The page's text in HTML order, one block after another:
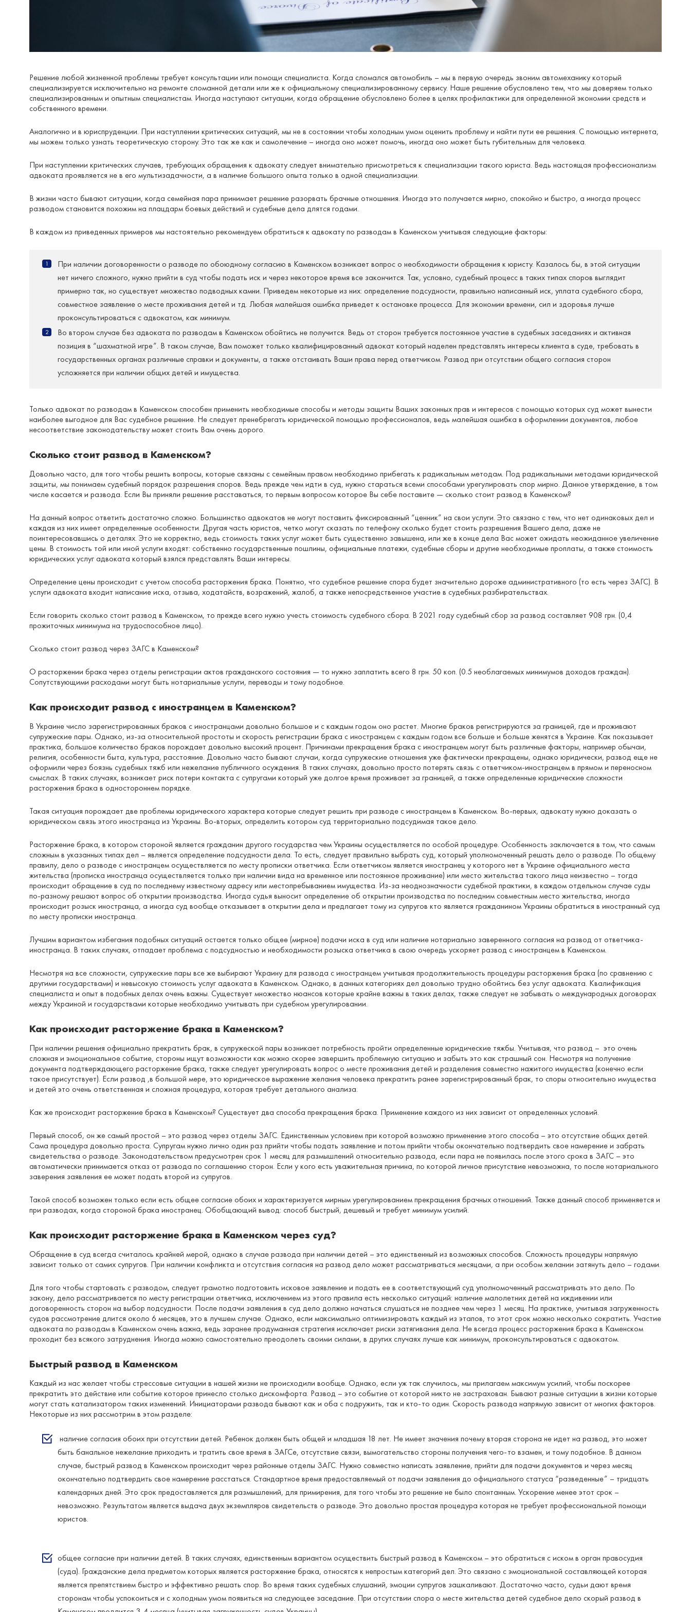
Решение любой жизненной проблемы требует консультации или помощи специалиста. Когда сломался автомобиль – мы в первую очередь звоним автомеханику который
специализируется исключительно на ремонте сломанной детали или же к официальному специализированному сервису. Наше решение обусловлено тем, что мы доверяем только
специализированным и опытным специалистам. Иногда наступают ситуации, когда обращение обусловлено более в целях профилактики для определенной экономии средств и
собственного времени.
Аналогично и в юриспруденции. При наступлении критических ситуаций, мы не в состоянии чтобы холодным умом оценить проблему и найти пути ее решения. С помощью интернета,
мы можем только узнать теоретическую сторону. Это так же как и самолечение – иногда оно может помочь, иногда оно может быть губительным для человека.
При наступлении критических случаев, требующих обращения к адвокату следует внимательно присмотреться к специализации такого юриста. Ведь настоящая профессионализм
адвоката проявляется не в его мультизадачности, а в наличие большого опыта только в одной специализации.
В жизни часто бывают ситуации, когда семейная пара принимает решение разорвать брачные отношения. Иногда это получается мирно, спокойно и быстро, а иногда процесс
разводом становится похожим на плацдарм боевых действий и судебные дела длятся годами.
В каждом из приведенных примеров мы настоятельно рекомендуем обратиться к адвокату по разводам в Каменском учитывая следующие факторы:
При наличии договоренности о разводе по обоюдному согласию в Каменском возникает вопрос о необходимости обращения к юристу. Казалось бы, в этой ситуации
нет ничего сложного, нужно прийти в суд чтобы подать иск и через некоторое время все закончится. Так, условно, судебный процесс в таких типах споров выглядит
примерно так, но существует множество подводных камни. Приведем некоторые из них: определение подсудности, правильно написанный иск, уплата судебного сбора,
совместное заявление о месте проживания детей и тд. Любая малейшая ошибка приведет к остановке процесса. Для экономии времени, сил и здоровья лучше
проконсультироваться с адвокатом, как минимум.
Во втором случае без адвоката по разводам в Каменском обойтись не получится. Ведь от сторон требуется постоянное участие в судебных заседаниях и активная
позиция в “шахматной игре”. В таком случае, Вам поможет только квалифицированный адвокат который наделен представлять интересы клиента в суде, требовать в
государственных органах различные справки и документы, а также отстаивать Ваши права перед ответчиком. Развод при отсутствии общего согласия сторон
усложняется при наличии общих детей и имущества.
Только адвокат по разводам в Каменском способен применить необходимые способы и методы защиты Ваших законных прав и интересов с помощью которых суд может вынести
наиболее выгодное для Вас судебное решение. Не следует пренебрегать юридической помощью профессионалов, ведь малейшая ошибка в оформлении документов, любое
несоответствие законодательству может стоить Вам очень дорого.
Сколько стоит развод в Каменском?
Довольно часто, для того чтобы решить вопросы, которые связаны с семейным правом необходимо прибегать к радикальным методам. Под радикальными методами юридической
защиты, мы понимаем судебный порядок разрешения споров. Ведь прежде чем идти в суд, нужно стараться всеми способами урегулировать спор мирно. Данное утверждение, в том
числе касается и развода. Если Вы приняли решение расставаться, то первым вопросом которое Вы себе поставите — сколько стоит развод в Каменском?
На данный вопрос ответить достаточно сложно. Большинство адвокатов не могут поставить фиксированный “ценник” на свои услуги. Это связано с тем, что нет одинаковых дел и
каждая из них имеет определенные особенности. Другая часть юристов, четко могут сказать по телефону сколько будет стоить разрешения Вашего дела, даже не
поинтересовавшись о деталях. Это не корректно, ведь стоимость таких услуг может быть существенно завышена, или же в конце дела Вас может ожидать неожиданное увеличение
цены. В стоимость той или иной услуги входят: собственно государственные пошлины, официальные платежи, судебные сборы и другие необходимые проплаты, а также стоимость
юридических услуг адвоката который взялся представлять Ваши интересы.
Определение цены происходит с учетом способа расторжения брака. Понятно, что судебное решение спора будет значительно дороже административного (то есть через ЗАГС). В
услуги адвоката входит написание иска, отзыва, ходатайств, возражений, жалоб, а также непосредственное участие в судебных разбирательствах.
Если говорить сколько стоит развод в Каменском, то прежде всего нужно учесть стоимость судебного сбора. В 2021 году судебный сбор за развод составляет 908 грн. (0,4
прожиточных минимума на трудоспособное лицо).
Сколько стоит развод через ЗАГС в Каменском?
О расторжении брака через отделы регистрации актов гражданского состояния — то нужно заплатить всего 8 грн. 50 коп. (0.5 необлагаемых минимумов доходов граждан).
Сопутствующими расходами могут быть нотариальные услуги, переводы и тому подобное.
Как происходит развод с иностранцем в Каменском?
В Украине число зарегистрированных браков с иностранцами довольно большое и с каждым годом оно растет. Многие браков регистрируются за границей, где и проживают
супружеские пары. Однако, из-за относительной простоты и скорость регистрации брака с иностранцем с каждым годом все больше и больше женятся в Украине. Как показывает
практика, большое количество браков порождает довольно высокий процент. Причинами прекращения брака с иностранцем могут быть различные факторы, например обычаи,
религия, особенности быта, культура, расстояние. Довольно часто бывают случаи, когда супружеские отношения уже фактически прекращены, однако юридически, развод еще не
оформили через боязнь судебных тяжб или нежелание публичного осуждения. В таких случаях, довольно просто потерять связь с ответчиком-иностранцем в прямом и переносном
смыслах. В таких случаях, возникает риск потери контакта с супругами который уже долгое время проживает за границей, а также определенные юридические сложности
расторжения брака в одностороннем порядке.
Такая ситуация порождает две проблемы юридического характера которые следует решить при разводе с иностранцем в Каменском. Во-первых, адвокату нужно доказать о
юридическом связь этого иностранца из Украины. Во-вторых, определить котором суд территориально подсудимая такое дело.
Расторжение брака, в котором стороной является гражданин другого государства чем Украины осуществляется по особой процедуре. Особенность заключается в том, что самым
сложным в указанных типах дел – является определение подсудности дела. То есть, следует правильно выбрать суд, который уполномоченный решать дело о разводе. По общему
правилу, дело о разводе с иностранцем осуществляется по месту прописки ответчика. Если ответчиком является иностранец у которого нет в Украине официального места
жительства (прописка иностранца осуществляется только при наличии вида на временное или постоянное проживание) или место жительства такого лица неизвестно – тогда
происходит обращение в суд по последнему известному адресу или местопребыванием имущества. Из-за неоднозначности судебной практики, в каждом отдельном случае суды
по-разному решают вопрос об открытии производства. Иногда судья выносит определение об открытии производства по последним совместным место жительства, иногда
происходит розыск иностранца, а иногда суд вообще отказывает в открытии дела и предлагает тому из супругов кто является гражданином Украины обратиться в иностранный суд
по месту прописки иностранца.
Лучшим вариантом избегания подобных ситуаций остается только общее (мирное) подачи иска в суд или наличие нотариально заверенного согласия на развод от ответчика-
иностранца. В таких случаях, отпадает проблема с подсудностью и необходимости розыска ответчика в свою очередь ускоряет развод с иностранцем в Каменском.
Несмотря на все сложности, супружеские пары все же выбирают Украину для развода с иностранцем учитывая продолжительность процедуры расторжения брака (по сравнению с
другими государствами) и невысокую стоимость услуг адвоката в Каменском. Однако, в данных категориях дел довольно трудно обойтись без услуг адвоката. Квалификация
специалиста и опыт в подобных делах очень важны. Существует множество нюансов которые крайне важны в таких делах, также следует не забывать о международных договорах
между Украиной и государствами которые необходимо учитывать при судебном урегулировании.
Как происходит расторжение брака в Каменском?
При наличии решения официально прекратить брак, в супружеской пары возникает потребность пройти определенные юридические тяжбы. Учитывая, что развод – это очень
сложная и эмоциональное событие, стороны ищут возможности как можно скорее завершить проблемную ситуацию и забыть это как страшный сон. Несмотря на получение
документа подтверждающего расторжение брака, также следует урегулировать вопрос о месте проживания детей и разделения совместно нажитого имущества (конечно если
такое присутствует). Если развод ,в большой мере, это юридическое выражение желания человека прекратить ранее зарегистрированный брак, то споры относительно имущества
и детей это очень ответственная и сложная процедура, которая требует детального анализа.
Как же происходит расторжение брака в Каменском? Существует два способа прекращения брака. Применение каждого из них зависит от определенных условий.
Первый способ, он же самый простой – это развод через отделы ЗАГС. Единственным условием при которой возможно применение этого способа – это отсутствие общих детей.
Сама процедура довольно проста. Супругам нужно лично один раз прийти чтобы подать заявление и потом прийти чтобы окончательно подтвердить свое намерение и забрать
свидетельства о разводе. Законодательством предусмотрен срок 1 месяц для размышлений относительно развода, если пара не появилась после этого срока в ЗАГС – это
автоматически принимается отказ от развода по соглашению сторон. Если у кого есть уважительная причина, по которой личное присутствие невозможна, то после нотариального
заверения заявления ее может подать второй из супругов.
Такой способ возможен только если есть общее согласие обоих и характеризуется мирным урегулированием прекращения брачных отношений. Также данный способ применяется и
при разводах, когда стороной брака иностранец. Обобщающий вывод: способ быстрый, дешевый и требует минимум усилий.
Как происходит расторжение брака в Каменском через суд?
Обращение в суд всегда считалось крайней мерой, однако в случае развода при наличии детей – это единственный из возможных способов. Сложность процедуры напрямую
зависит только от самих супругов. При наличии конфликта и отсутствия согласия на развод дело может рассматриваться месяцами, а при особом желании затянуть дело – годами.
Для того чтобы стартовать с разводом, следует грамотно подготовить исковое заявление и подать ее в соответствующий суд уполномоченный рассматривать это дело. По
закону, дело рассматривается по месту регистрации ответчика, исключением из этого правила есть несколько ситуаций: наличие малолетних детей на иждивении или
договоренность сторон на выбор подсудности. После подачи заявления в суд дело должно начаться слушаться не позднее чем через 1 месяц. На практике, учитывая загруженность
судов рассмотрение длится около 6 месяцев, это в лучшем случае. Однако, если максимально оптимизировать каждый из этапов, то этот срок можно несколько сократить. Участие
адвоката по разводам в Каменском очень важна, ведь заранее продуманная стратегия исключает риски затягивания дела. Не всегда процесс расторжения брака в Каменском
проходит без всякого затруднения. Иногда можно самостоятельно преодолеть своими силами, в других случаях лучше как минимум, проконсультироваться с адвокатом.
Быстрый развод в Каменском
Каждый из нас желает чтобы стрессовые ситуации в нашей жизни не происходили вообще. Однако, если уж так случилось, мы прилагаем максимум усилий, чтобы поскорее
прекратить это действие или событие которое принесло столько дискомфорта. Развод – это событие от которой никто не застрахован. Бывают разные ситуации в жизни которые
могут стать катализатором таких изменений. Инициаторами развода бывают как и оба с подружить, так и кто-то один. Скорость развода напрямую зависит от многих факторов.
Некоторые из них рассмотрим в этом разделе:
наличие согласия обоих при отсутствии детей. Ребенок должен быть общей и младшая 18 лет. Не имеет значения почему вторая сторона не идет на развод, это может
быть банальное нежелание приходить и тратить свое время в ЗАГСе, отсутствие связи, вымогательство стороны получения чего-то взамен, и тому подобное. В данном
случае, быстрый развод в Каменском происходит через районные отделы ЗАГС. Нужно совместно написать заявление, прийти для подачи документов и через месяц
окончательно подтвердить свое намерение расстаться. Стандартное время предоставляемый от подачи заявления до официального статуса “разведенные” – тридцать
календарных дней. Это срок предоставляется для размышлений, для примирения, для того чтобы это решение не было спонтанным. Ускорение менее этот срок –
невозможно. Результатом является выдача двух экземпляров свидетельств о разводе. Это довольно простая процедура которая не требует профессиональной помощи
юристов.
общее согласие при наличии детей. В таких случаях, единственным вариантом осуществить быстрый развод в Каменском – это обратиться с иском в орган правосудия
(суда). Гражданские дела предметом которых является расторжение брака, относятся к непростым категорий дел. Это связано с эмоциональной составляющей которая
является препятствием быстро и эффективно решать спор. Во время таких судебных слушаний, эмоции супругов зашкаливают. Достаточно часто, судьи дают время
сторонам чтобы успокоиться и с холодным умом появиться на следующее заседание. При отсутствии спора о месте жительства детей судебное дело скорый развод в